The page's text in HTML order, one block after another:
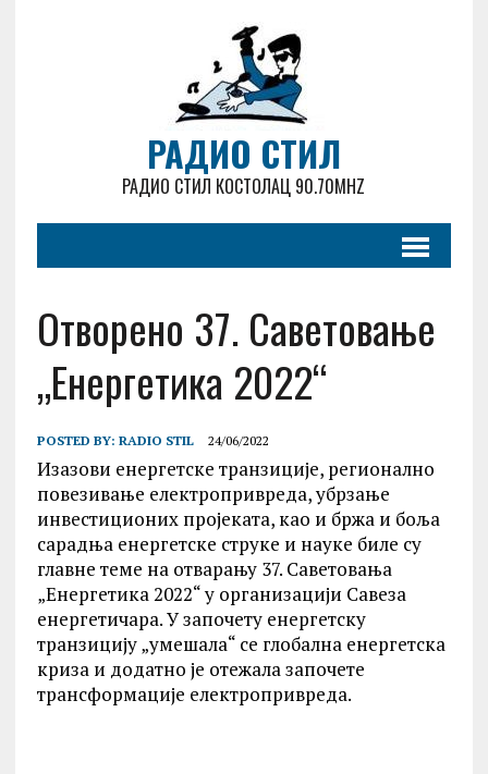
РАДИО СТИЛ
РАДИО СТИЛ КОСТОЛАЦ 90.70MHZ
Отворено 37. Саветовање
„Енергетика 2022“
POSTED BY: RADIO STIL 24/06/2022
Изазови енергетске транзиције, регионално
повезивање електропривреда, убрзање
инвестиционих пројеката, као и бржа и боља
сарадња енергетске струке и науке биле су
главне теме на отварању 37. Саветовања
„Енергетика 2022“ у организацији Савеза
енергетичара. У започету енергетску
транзицију „умешала“ се глобална енергетска
криза и додатно је отежала започете
трансформације електропривреда.